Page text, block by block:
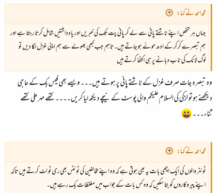
محمداحمد نے کہا:
جہاں ہر شخص اپنے ناشتے پانی سے لے کر پانی پت تک کی خبریں اور یادداشتیں شامل کرتا رہتا ہے اور
ہم تبصرے کرکر کے ادھ موئے ہو جاتے ہیں۔تاہم جب کبھی بھولے سے ہم اپنی غزل لگا دیں تو
لوگ لائک کی ناب دبانے پر ہی اکتفا کرتے ہیں
وہ تبصرہ جات صرف غزل کے ناشتے پانی پر ہوتے ہیں۔۔۔ ویسے بھی فیس بک کے حاجی
دیکھنے ہو تو لڑکی کی السلام علیکم والی پوسٹ کے نیچے دیکھ لیا کریں۔۔۔۔ کتھے مہر علی کتھے
ثناء۔۔۔
محمداحمد نے کہا:
ٹوئٹر والوں کی ایک اچھی بات یہ بھی ہوتی ہے کہ وہ اپنے مخالفین کی ٹوئٹس بھی ری ٹوئٹ کرتے ہیں تاکہ
اپنے پیروکاروں کو بتا سکیں کہ وہ کس بات کے جواب میں مغلظات بک رہے ہیں۔